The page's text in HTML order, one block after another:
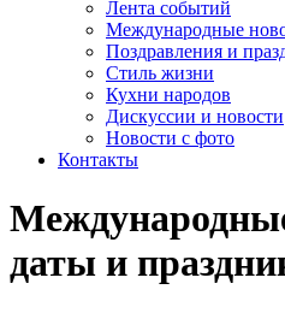
Лента событий
Международные
Поздравления и
Cтиль жизни
Кухни народов
Дискуссии и новости
Новости с фото
Контакты
даты и